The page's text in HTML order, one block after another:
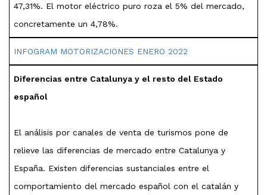
47,31%. El motor eléctrico puro roza el 5% del mercado,
concretamente un 4,78%.
INFOGRAM MOTORIZACIONES ENERO 2022
Diferencias entre Catalunya y el resto del Estado
español
El análisis por canales de venta de turismos pone de
relieve las diferencias de mercado entre Catalunya y
España. Existen diferencias sustanciales entre el
comportamiento del mercado español con el catalán y